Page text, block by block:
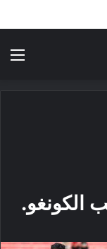
الكونغو.